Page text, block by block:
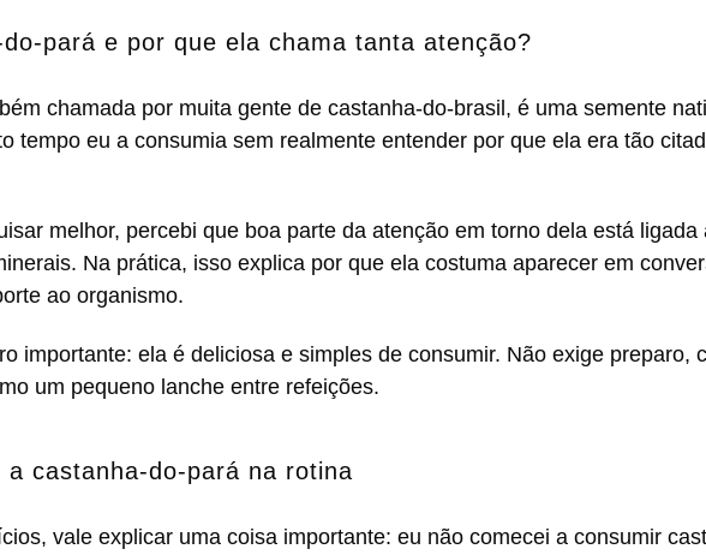
pará e por que ela chama tanta atenção?
chamada por muita gente de castanha-do-brasil, é uma semente
tempo eu a consumia sem realmente entender por que ela era tão
melhor, percebi que boa parte da atenção em torno dela está ligada
Na prática, isso explica por que ela costuma aparecer em
ao organismo.
importante: ela é deliciosa e simples de consumir. Não exige preparo,
um pequeno lanche entre refeições.
castanha-do-pará na rotina
vale explicar uma coisa importante: eu não comecei a consumir